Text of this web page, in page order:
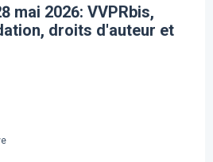
mai 2026: VVPRbis,
droits d'auteur et